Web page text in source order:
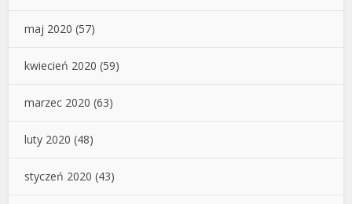
maj 2020 (57)
kwiecień 2020 (59)
marzec 2020 (63)
luty 2020 (48)
styczeń 2020 (43)